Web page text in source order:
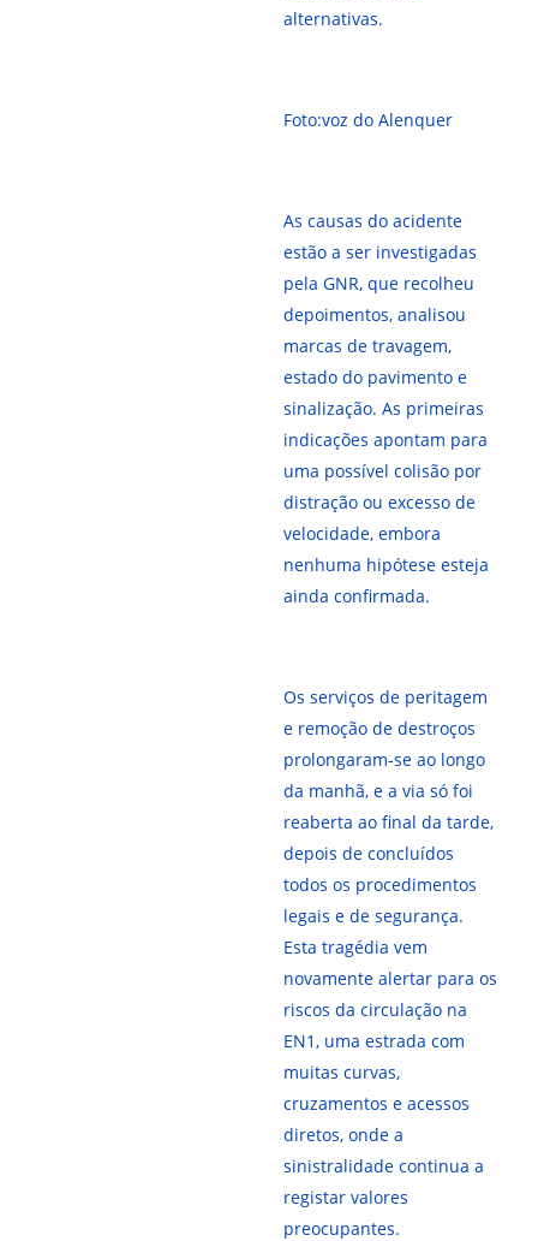
alternativas.
Foto:voz do Alenquer
As causas do acidente
estão a ser investigadas
pela GNR, que recolheu
depoimentos, analisou
marcas de travagem,
estado do pavimento e
sinalização. As primeiras
indicações apontam para
uma possível colisão por
distração ou excesso de
velocidade, embora
nenhuma hipótese esteja
ainda confirmada.
Os serviços de peritagem
e remoção de destroços
prolongaram-se ao longo
da manhã, e a via só foi
reaberta ao final da tarde,
depois de concluídos
todos os procedimentos
legais e de segurança.
Esta tragédia vem
novamente alertar para os
riscos da circulação na
EN1, uma estrada com
muitas curvas,
cruzamentos e acessos
diretos, onde a
sinistralidade continua a
registar valores
preocupantes.